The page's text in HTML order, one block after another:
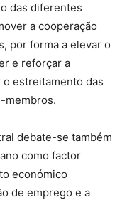
das diferentes
a cooperação
por forma a elevar o
e reforçar a
estreitamento das
membros.
debate-se também
como factor
económico
de emprego e a